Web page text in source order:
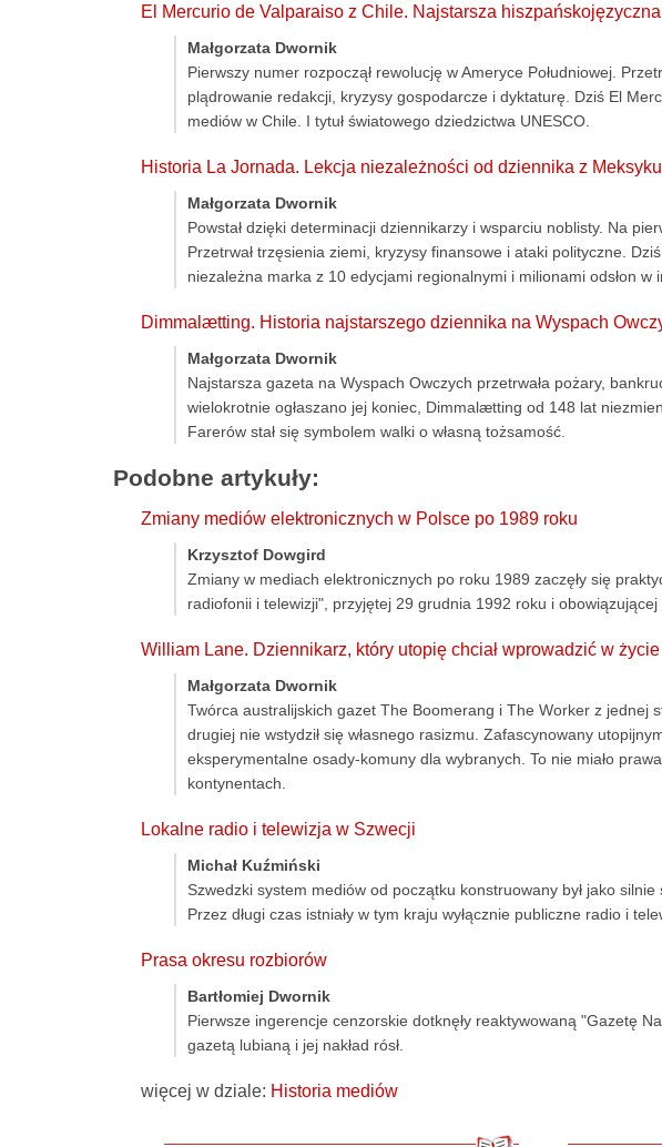
El Mercurio de Valparaiso z Chile. Najstarsza
Małgorzata Dwornik
Pierwszy numer rozpoczął rewolucję w Ameryce Południowej.
plądrowanie redakcji, kryzysy gospodarcze i dyktaturę. Dziś El
mediów w Chile. I tytuł światowego dziedzictwa UNESCO.
Historia La Jornada. Lekcja niezależności od dziennika z Meksyku
Małgorzata Dwornik
Powstał dzięki determinacji dziennikarzy i wsparciu noblisty. Na
Przetrwał trzęsienia ziemi, kryzysy finansowe i ataki polityczne.
niezależna marka z 10 edycjami regionalnymi i milionami odsłon w
Dimmalætting. Historia najstarszego dziennika na Wyspach
Małgorzata Dwornik
Najstarsza gazeta na Wyspach Owczych przetrwała pożary,
wielokrotnie ogłaszano jej koniec, Dimmalætting od 148 lat
Farerów stał się symbolem walki o własną tożsamość.
Podobne artykuły:
Zmiany mediów elektronicznych w Polsce po 1989 roku
Krzysztof Dowgird
Zmiany w mediach elektronicznych po roku 1989 zaczęły się
radiofonii i telewizji", przyjętej 29 grudnia 1992 roku i obowiązującej
William Lane. Dziennikarz, który utopię chciał wprowadzić w życie
Małgorzata Dwornik
Twórca australijskich gazet The Boomerang i The Worker z jednej
drugiej nie wstydził się własnego rasizmu. Zafascynowany
eksperymentalne osady-komuny dla wybranych. To nie miało
kontynentach.
Lokalne radio i telewizja w Szwecji
Michał Kuźmiński
Szwedzki system mediów od początku konstruowany był jako
Przez długi czas istniały w tym kraju wyłącznie publiczne radio i
Prasa okresu rozbiorów
Bartłomiej Dwornik
Pierwsze ingerencje cenzorskie dotknęły reaktywowaną "Gazetę
gazetą lubianą i jej nakład rósł.
więcej w dziale: Historia mediów